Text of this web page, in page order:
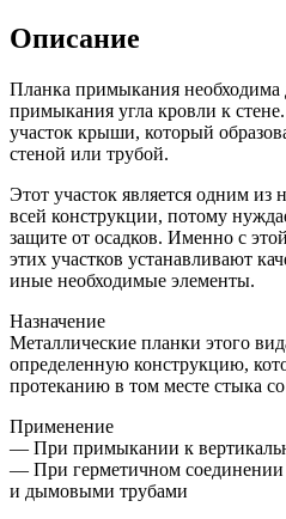
Описание
Планка примыкания необходима
примыкания угла кровли к
участок крыши, который
стеной или трубой.
Этот участок является одним из
всей конструкции, потому
защите от осадков. Именно с
этих участков устанавливают
иные необходимые элементы.
Назначение
Металлические планки этого
определенную конструкцию,
протеканию в том месте стыка
Применение
— При примыкании к
— При герметичном
и дымовыми трубами